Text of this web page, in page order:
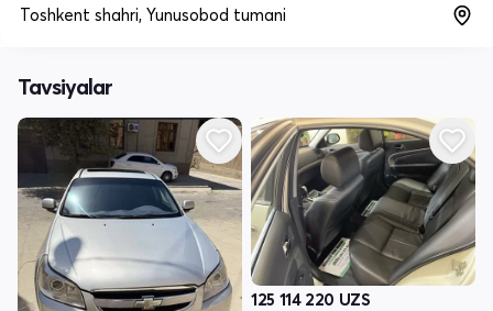
Toshkent shahri, Yunusobod tumani
Tavsiyalar
125 114 220 UZS